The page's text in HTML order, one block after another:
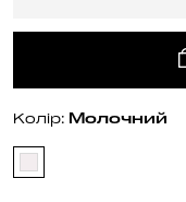
Колір: Молочний